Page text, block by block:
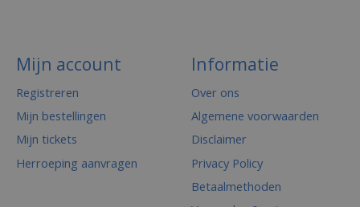
Mijn account
Registreren
Mijn bestellingen
Mijn tickets
Herroeping aanvragen
Informatie
Over ons
Algemene voorwaarden
Disclaimer
Privacy Policy
Betaalmethoden